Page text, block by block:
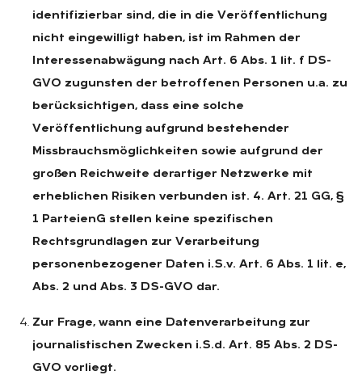
identifizierbar sind, die in die Veröffentlichung
nicht eingewilligt haben, ist im Rahmen der
Interessenabwägung nach Art. 6 Abs. 1 lit. f DS-
GVO zugunsten der betroffenen Personen u.a. zu
berücksichtigen, dass eine solche
Veröffentlichung aufgrund bestehender
Missbrauchsmöglichkeiten sowie aufgrund der
großen Reichweite derartiger Netzwerke mit
erheblichen Risiken verbunden ist. 4. Art. 21 GG, §
1 ParteienG stellen keine spezifischen
Rechtsgrundlagen zur Verarbeitung
personenbezogener Daten i.S.v. Art. 6 Abs. 1 lit. e,
Abs. 2 und Abs. 3 DS-GVO dar.
Zur Frage, wann eine Datenverarbeitung zur
journalistischen Zwecken i.S.d. Art. 85 Abs. 2 DS-
GVO vorliegt.